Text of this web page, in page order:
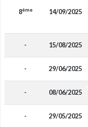
8ème 14/09/2025
- 15/08/2025
- 29/06/2025
- 08/06/2025
- 29/05/2025